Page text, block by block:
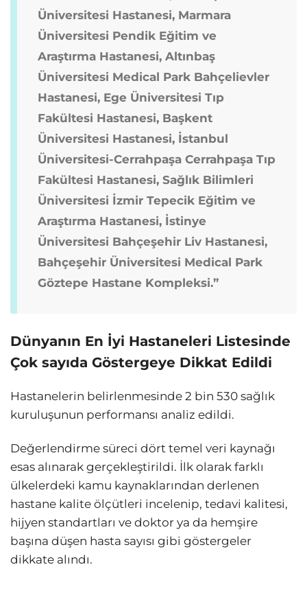
Üniversitesi Hastanesi, Marmara
Üniversitesi Pendik Eğitim ve
Araştırma Hastanesi, Altınbaş
Üniversitesi Medical Park Bahçelievler
Hastanesi, Ege Üniversitesi Tıp
Fakültesi Hastanesi, Başkent
Üniversitesi Hastanesi, İstanbul
Üniversitesi-Cerrahpaşa Cerrahpaşa Tıp
Fakültesi Hastanesi, Sağlık Bilimleri
Üniversitesi İzmir Tepecik Eğitim ve
Araştırma Hastanesi, İstinye
Üniversitesi Bahçeşehir Liv Hastanesi,
Bahçeşehir Üniversitesi Medical Park
Göztepe Hastane Kompleksi.”
Dünyanın En İyi Hastaneleri Listesinde
Çok sayıda Göstergeye Dikkat Edildi
Hastanelerin belirlenmesinde 2 bin 530 sağlık
kuruluşunun performansı analiz edildi.
Değerlendirme süreci dört temel veri kaynağı
esas alınarak gerçekleştirildi. İlk olarak farklı
ülkelerdeki kamu kaynaklarından derlenen
hastane kalite ölçütleri incelenip, tedavi kalitesi,
hijyen standartları ve doktor ya da hemşire
başına düşen hasta sayısı gibi göstergeler
dikkate alındı.